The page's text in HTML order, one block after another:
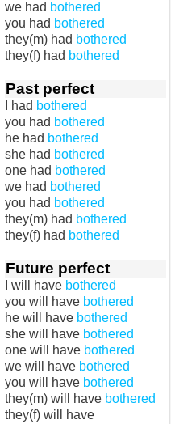
we had bothered
you had bothered
they(m) had bothered
they(f) had bothered
Past perfect
I had bothered
you had bothered
he had bothered
she had bothered
one had bothered
we had bothered
you had bothered
they(m) had bothered
they(f) had bothered
Future perfect
I will have bothered
you will have bothered
he will have bothered
she will have bothered
one will have bothered
we will have bothered
you will have bothered
they(m) will have bothered
they(f) will have